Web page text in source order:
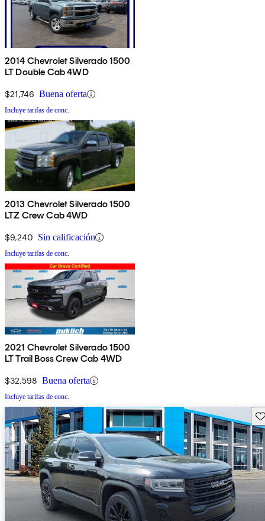
2014 Chevrolet Silverado 1500
LT Double Cab 4WD
$21,746 Buena oferta
Incluye tarifas de conc.
2013 Chevrolet Silverado 1500
LTZ Crew Cab 4WD
$9,240 Sin calificación
Incluye tarifas de conc.
2021 Chevrolet Silverado 1500
LT Trail Boss Crew Cab 4WD
$32,598 Buena oferta
Incluye tarifas de conc.